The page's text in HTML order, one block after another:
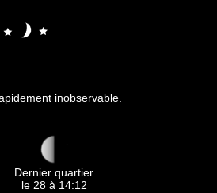
inobservable.
Dernier quartier
le 28 à 14:12